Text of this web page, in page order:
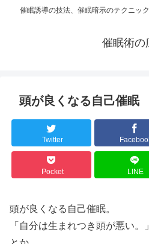
催眠誘導の技法、催眠暗示のテクニッ
催眠術の
頭が良くなる自己催眠
Twitter
Pocket LINE
頭が良くなる自己催眠。
「自分は生まれつき頭が悪い。」